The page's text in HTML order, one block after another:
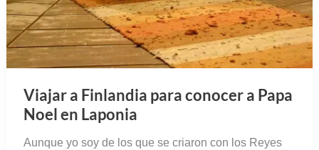
Viajar a Finlandia para conocer a Papa
Noel en Laponia
Aunque yo soy de los que se criaron con los Reyes